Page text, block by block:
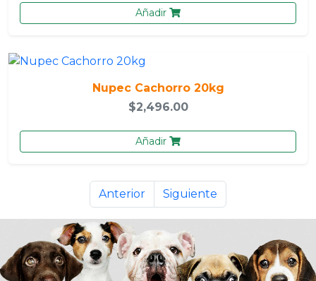
Añadir
Nupec Cachorro 20kg
$2,496.00
Añadir
Anterior Siguiente